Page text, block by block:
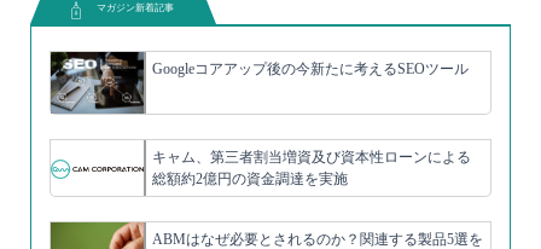
マガジン新着記事
Googleコアアップ後の今新たに考えるSEOツール
キャム、第三者割当増資及び資本性ローンによる
総額約2億円の資金調達を実施
ABMはなぜ必要とされるのか？関連する製品5選を